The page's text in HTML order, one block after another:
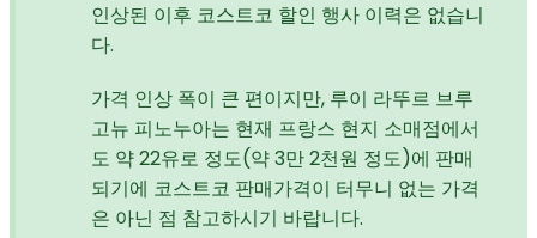
인상된 이후 코스트코 할인 행사 이력은 없습니
다.
가격 인상 폭이 큰 편이지만, 루이 라뚜르 브루
고뉴 피노누아는 현재 프랑스 현지 소매점에서
도 약 22유로 정도(약 3만 2천원 정도)에 판매
되기에 코스트코 판매가격이 터무니 없는 가격
은 아닌 점 참고하시기 바랍니다.